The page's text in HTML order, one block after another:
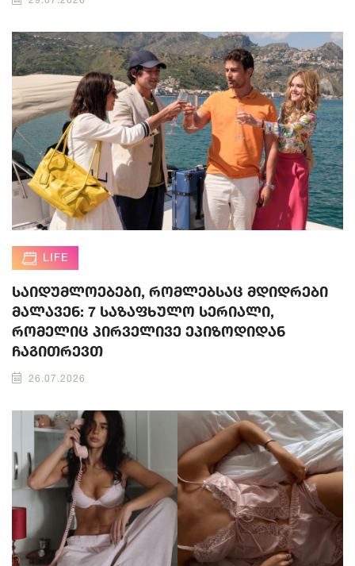
LIFE
საიდუმლოებები, რომლებსაც მდიდრები
მალავენ: 7 საზაფხულო სერიალი,
რომელიც პირველივე ეპიზოდიდან
ჩაგითრევთ
26.07.2026